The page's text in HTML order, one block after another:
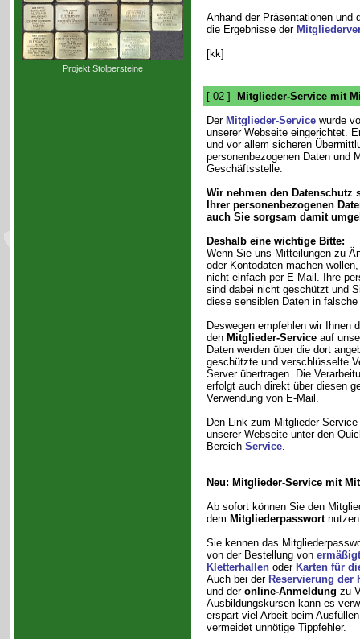
Projekt Stolpersteine
Anhand der Präsentationen und
die Ergebnisse der
[kk]
[ 02 ]
Mitglieder-Service mit
Der Mitglieder-Servicewurde
unserer Webseite eingerichtet.
und vor allem sicheren
personenbezogenen Daten und
Geschäftsstelle.
Wir nehmen den Datenschutz
Ihrer personenbezogenen
auch Sie sorgsam damit
Deshalb eine wichtige Bitte:
Wenn Sie uns Mitteilungen zu
oder Kontodaten machen
nicht einfach per E-Mail. Ihre
sind dabei nicht geschützt und
diese sensiblen Daten in falsche
Deswegen empfehlen wir Ihnen
den Mitglieder-Serviceauf
Daten werden über die dort
geschützte und verschlüsselte
Server übertragen. Die
erfolgt auch direkt über diesen
Verwendung von E-Mail.
Den Link zum Mitglieder-
unserer Webseite unter den
Bereich Service.
Neu: Mitglieder-Service mit
Ab sofort können Sie den
dem Mitgliederpasswort
Sie kennen das
von der Bestellung von
Kletterhallenoder Karten für
Auch bei der Reservierung der
und der online-Anmeldung zu
Ausbildungskursen kann es
erspart viel Arbeit beim
vermeidet unnötige Tippfehler.